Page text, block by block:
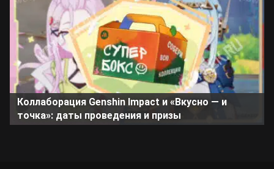
Коллаборация Genshin Impact и «Вкусно — и
точка»: даты проведения и призы